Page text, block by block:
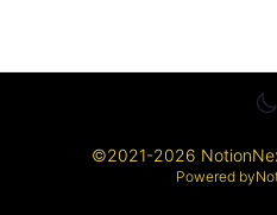
©2021-2026
Powered by